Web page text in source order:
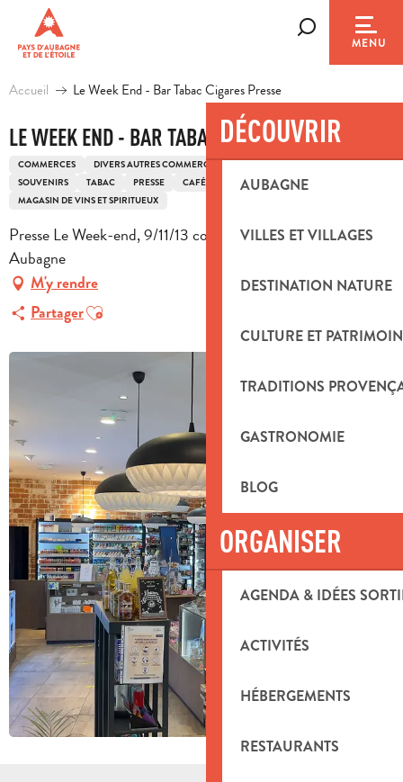
contenu
principal
MENU
DÉCOUVRIR
AUBAGNE
VILLES ET VILLAGES
DESTINATION NATURE
CULTURE ET
TRADITIONS
GASTRONOMIE
BLOG
ORGANISER
AGENDA & IDÉES
ACTIVITÉS
HÉBERGEMENTS
RESTAURANTS
Accueil Le Week End - Bar Tabac Cigares Presse
LE WEEK END - BAR TABAC CIGARES PRESSE
COMMERCES DIVERS AUTRES COMMERCES LOISIRS
ALIMENTATION
SOUVENIRS
TABAC PRESSE
CAFÉ / BAR
MAGASIN DE VINS ET SPIRITUEUX
Presse Le Week-end, 9/11/13 cours Maréchal Foch, 13400
Aubagne
M'y rendre
PartagerAjouter aux favoris